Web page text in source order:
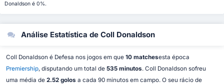
Donaldson é 0%.
Análise Estatística de Coll Donaldson
Coll Donaldson é Defesa nos jogos em que 10 matchesesta época
Premiership, disputando um total de 535 minutos. Coll Donaldson sofreu
uma média de 2.52 golos a cada 90 minutos em campo. O seu rácio de